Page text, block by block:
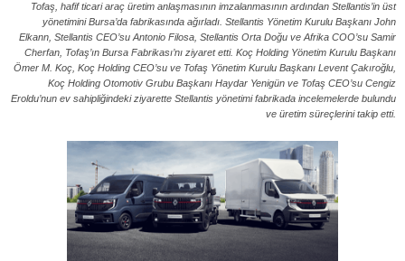
Tofaş, hafif ticari araç üretim anlaşmasının imzalanmasının ardından Stellantis’in üst
yönetimini Bursa’da fabrikasında ağırladı. Stellantis Yönetim Kurulu Başkanı John
Elkann, Stellantis CEO’su Antonio Filosa, Stellantis Orta Doğu ve Afrika COO’su Samir
Cherfan, Tofaş’ın Bursa Fabrikası’nı ziyaret etti. Koç Holding Yönetim Kurulu Başkanı
Ömer M. Koç, Koç Holding CEO’su ve Tofaş Yönetim Kurulu Başkanı Levent Çakıroğlu,
Koç Holding Otomotiv Grubu Başkanı Haydar Yenigün ve Tofaş CEO’su Cengiz
Eroldu’nun ev sahipliğindeki ziyarette Stellantis yönetimi fabrikada incelemelerde bulundu
ve üretim süreçlerini takip etti.